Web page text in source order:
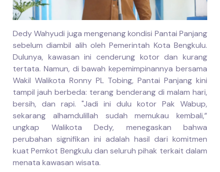
Dedy Wahyudi juga mengenang kondisi Pantai Panjang
sebelum diambil alih oleh Pemerintah Kota Bengkulu.
Dulunya, kawasan ini cenderung kotor dan kurang
tertata. Namun, di bawah kepemimpinannya bersama
Wakil Walikota Ronny PL Tobing, Pantai Panjang kini
tampil jauh berbeda: terang benderang di malam hari,
bersih, dan rapi. "Jadi ini dulu kotor Pak Wabup,
sekarang alhamdulillah sudah memukau kembali,”
ungkap Walikota Dedy, menegaskan bahwa
perubahan signifikan ini adalah hasil dari komitmen
kuat Pemkot Bengkulu dan seluruh pihak terkait dalam
menata kawasan wisata.